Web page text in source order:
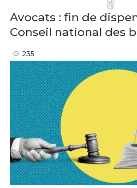
Avocats : fin de
Conseil national des
235